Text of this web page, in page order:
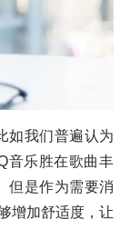
如我们普遍认为
音乐胜在歌曲丰
但是作为需要消
增加舒适度，让